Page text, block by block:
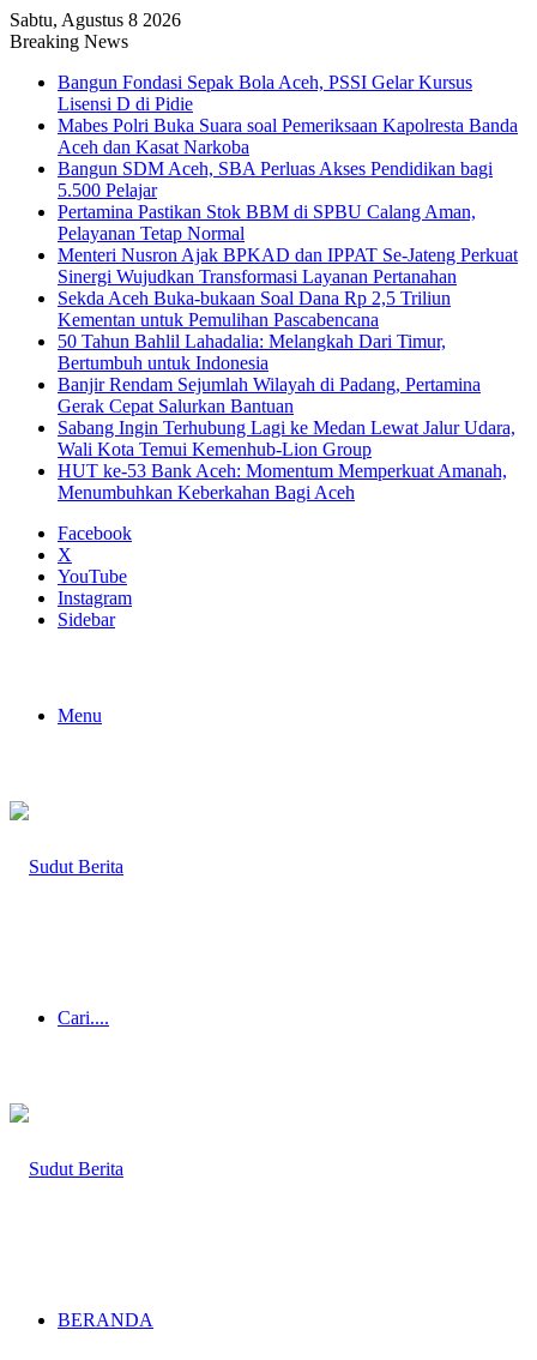
Sabtu, Agustus 8 2026
Breaking News
Bangun Fondasi Sepak Bola Aceh, PSSI Gelar Kursus
Lisensi D di Pidie
Mabes Polri Buka Suara soal Pemeriksaan Kapolresta Banda
Aceh dan Kasat Narkoba
Bangun SDM Aceh, SBA Perluas Akses Pendidikan bagi
5.500 Pelajar
Pertamina Pastikan Stok BBM di SPBU Calang Aman,
Pelayanan Tetap Normal
Menteri Nusron Ajak BPKAD dan IPPAT Se-Jateng Perkuat
Sinergi Wujudkan Transformasi Layanan Pertanahan
Sekda Aceh Buka-bukaan Soal Dana Rp 2,5 Triliun
Kementan untuk Pemulihan Pascabencana
50 Tahun Bahlil Lahadalia: Melangkah Dari Timur,
Bertumbuh untuk Indonesia
Banjir Rendam Sejumlah Wilayah di Padang, Pertamina
Gerak Cepat Salurkan Bantuan
Sabang Ingin Terhubung Lagi ke Medan Lewat Jalur Udara,
Wali Kota Temui Kemenhub-Lion Group
HUT ke-53 Bank Aceh: Momentum Memperkuat Amanah,
Menumbuhkan Keberkahan Bagi Aceh
Facebook
X
YouTube
Instagram
Sidebar
Menu
Cari....
BERANDA